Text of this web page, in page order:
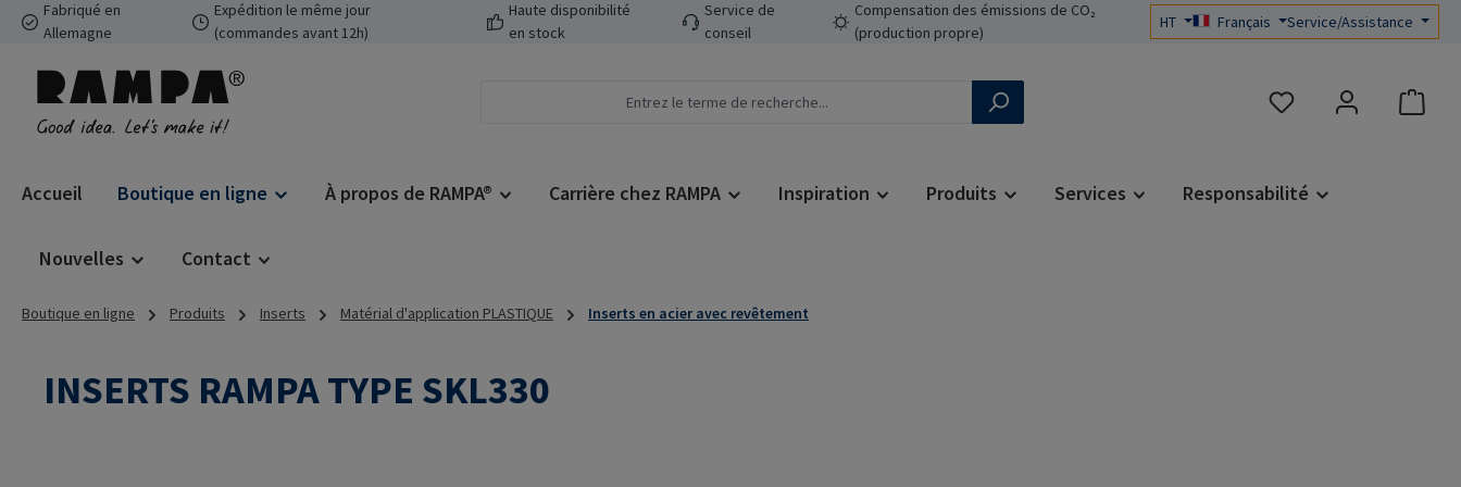
au contenu principal
Passer à la recherche
Passer à la navigation principale
Fabriqué en
Allemagne
Expédition le même jour
(commandes avant 12h)
Haute disponibilité
en stock
Service de
conseil
Compensation des émissions de CO₂
(production propre)
HT Français Service/Assistance
Vous avez 0 articles
Accueil Boutique en ligne À propos de RAMPA® Carrière chez RAMPA Inspiration Produits Services Responsabilité
Nouvelles Contact
Boutique en ligne Produits Inserts Matérial d'application PLASTIQUE Inserts en acier avec revêtement
INSERTS RAMPA TYPE SKL330